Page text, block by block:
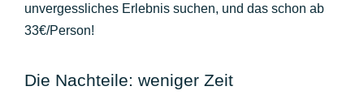
unvergessliches Erlebnis suchen, und das schon ab
33€/Person!
Die Nachteile: weniger Zeit